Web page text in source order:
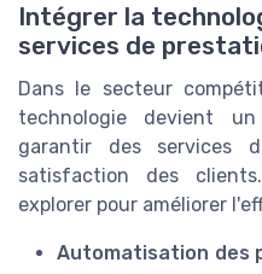
Intégrer la
services de
Dans le secteur
technologie devient
garantir des services
satisfaction des
explorer pour améliorer
Automatisation des